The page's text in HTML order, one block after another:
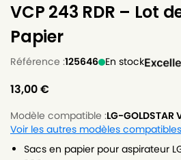
VCP 243 RDR – Lot
Papier
Référence :125646 En stock
13,00€
Modèle compatible :LG-GOLDSTAR
Voir les autres modèles
Sacs en papier pour aspirateur